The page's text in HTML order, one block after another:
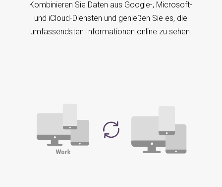
Kombinieren Sie Daten aus Google-, Microsoft-
und iCloud-Diensten und genießen Sie es, die
umfassendsten Informationen online zu sehen.